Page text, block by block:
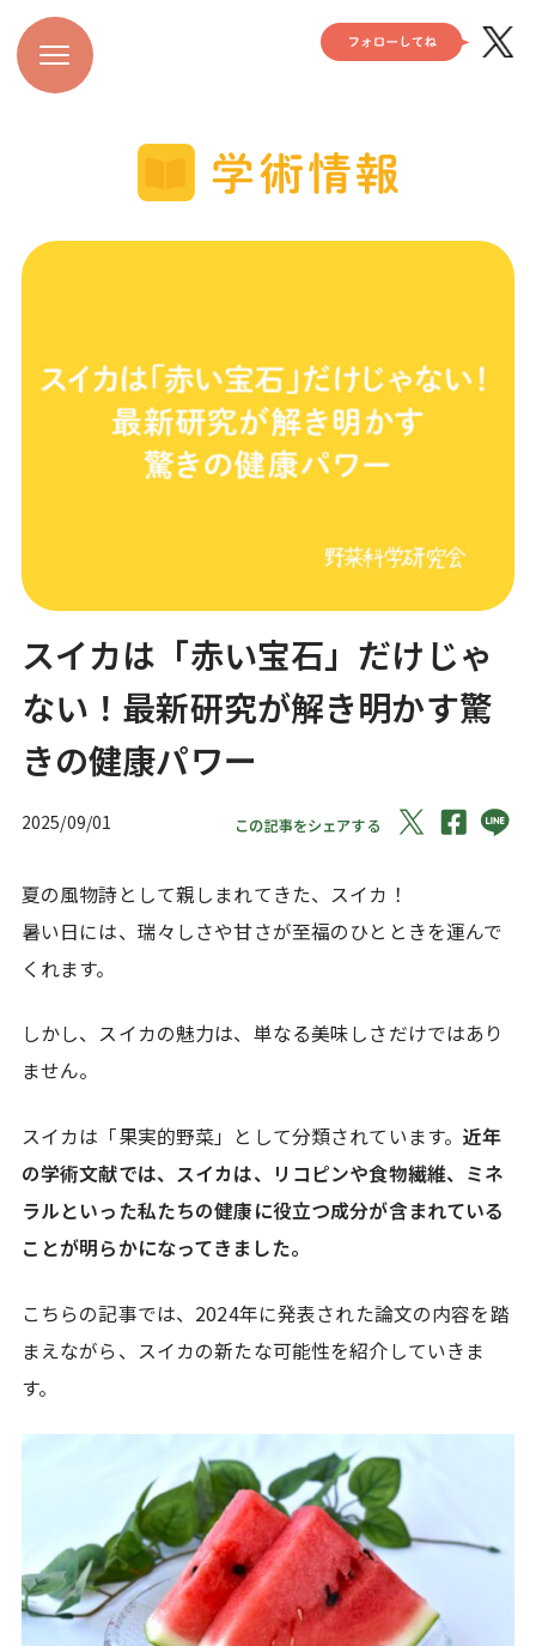
スイカは「赤い宝石」だけじゃ
ない！最新研究が解き明かす驚
きの健康パワー
2025/09/01 この記事をシェアする
夏の風物詩として親しまれてきた、スイカ！
暑い日には、瑞々しさや甘さが至福のひとときを運んで
くれます。
しかし、スイカの魅力は、単なる美味しさだけではあり
ません。
スイカは「果実的野菜」として分類されています。近年
の学術文献では、スイカは、リコピンや食物繊維、ミネ
ラルといった私たちの健康に役立つ成分が含まれている
ことが明らかになってきました。
こちらの記事では、2024年に発表された論文の内容を踏
まえながら、スイカの新たな可能性を紹介していきま
す。